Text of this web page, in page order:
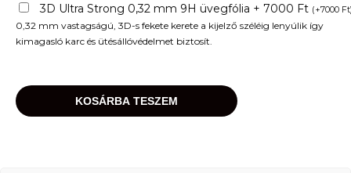
3D Ultra Strong 0,32 mm 9H üvegfólia + 7000 Ft (+7000 Ft
0,32 mm vastagságú, 3D-s fekete kerete a kijelző széléig lenyúlik így
kimagasló karc és ütésállóvédelmet biztosít.
KOSÁRBA TESZEM